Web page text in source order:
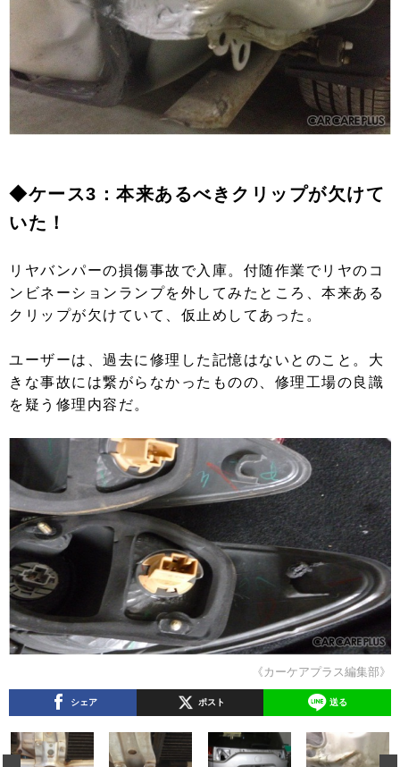
◆ケース3：本来あるべきクリップが欠けて
いた！
リヤバンパーの損傷事故で入庫。付随作業でリヤのコ
ンビネーションランプを外してみたところ、本来ある
クリップが欠けていて、仮止めしてあった。
ユーザーは、過去に修理した記憶はないとのこと。大
きな事故には繋がらなかったものの、修理工場の良識
を疑う修理内容だ。
《カーケアプラス編集部》
シェア ポスト 送る